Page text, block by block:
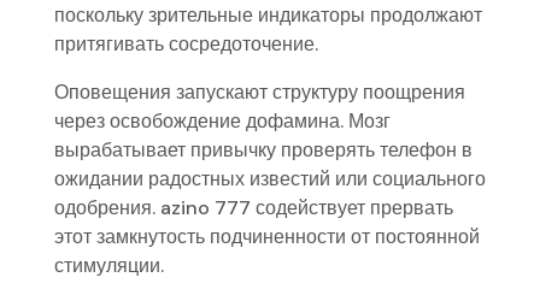
поскольку зрительные индикаторы продолжают
притягивать сосредоточение.
Оповещения запускают структуру поощрения
через освобождение дофамина. Мозг
вырабатывает привычку проверять телефон в
ожидании радостных известий или социального
одобрения. azino 777 содействует прервать
этот замкнутость подчиненности от постоянной
стимуляции.